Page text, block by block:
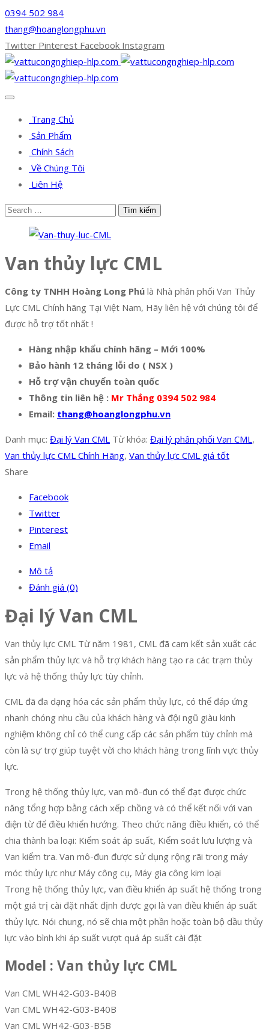
0394 502 984
thang@hoanglongphu.vn
Twitter Pinterest Facebook Instagram
Trang Chủ
Sản Phẩm
Chính Sách
Về Chúng Tôi
Liên Hệ
Van thủy lực CML
Công ty TNHH Hoàng Long Phú là Nhà phân phối Van Thủy
Lực CML Chính hãng Tại Việt Nam, Hãy liên hệ với chúng tôi để
được hỗ trợ tốt nhất !
Hàng nhập khẩu chính hãng – Mới 100%
Bảo hành 12 tháng lỗi do ( NSX )
Hỗ trợ vận chuyển toàn quốc
Thông tin liên hệ : Mr Thắng 0394 502 984
Email: thang@hoanglongphu.vn
Danh mục: Đại lý Van CML Từ khóa: Đại lý phân phối Van CML,
Van thủy lực CML Chính Hãng, Van thủy lực CML giá tốt
Share
Facebook
Twitter
Pinterest
Email
Mô tả
Đánh giá (0)
Đại lý Van CML
Van thủy lực CML Từ năm 1981, CML đã cam kết sản xuất các
sản phẩm thủy lực và hỗ trợ khách hàng tạo ra các trạm thủy
lực và hệ thống thủy lực tùy chỉnh.
CML đã đa dạng hóa các sản phẩm thủy lực, có thể đáp ứng
nhanh chóng nhu cầu của khách hàng và đội ngũ giàu kinh
nghiệm không chỉ có thể cung cấp các sản phẩm tùy chỉnh mà
còn là sự trợ giúp tuyệt vời cho khách hàng trong lĩnh vực thủy
lực.
Trong hệ thống thủy lực, van mô-đun có thể đạt được chức
năng tổng hợp bằng cách xếp chồng và có thể kết nối với van
điện từ để điều khiển hướng. Theo chức năng điều khiển, có thể
chia thành ba loại: Kiểm soát áp suất, Kiểm soát lưu lượng và
Van kiểm tra. Van mô-đun được sử dụng rộng rãi trong máy
móc thủy lực như Máy công cụ, Máy gia công kim loại
Trong hệ thống thủy lực, van điều khiển áp suất hệ thống trong
một giá trị cài đặt nhất định được gọi là van điều khiển áp suất
thủy lực. Nói chung, nó sẽ chia một phần hoặc toàn bộ dầu thủy
lực vào bình khi áp suất vượt quá áp suất cài đặt
Model : Van thủy lực CML
Van CML WH42-G03-B40B
Van CML WH42-G03-B40B
Van CML WH42-G03-B5B